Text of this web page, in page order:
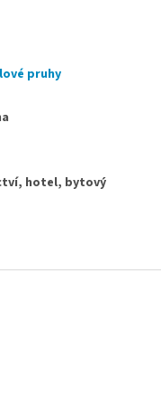
pruhy
hotel, bytový